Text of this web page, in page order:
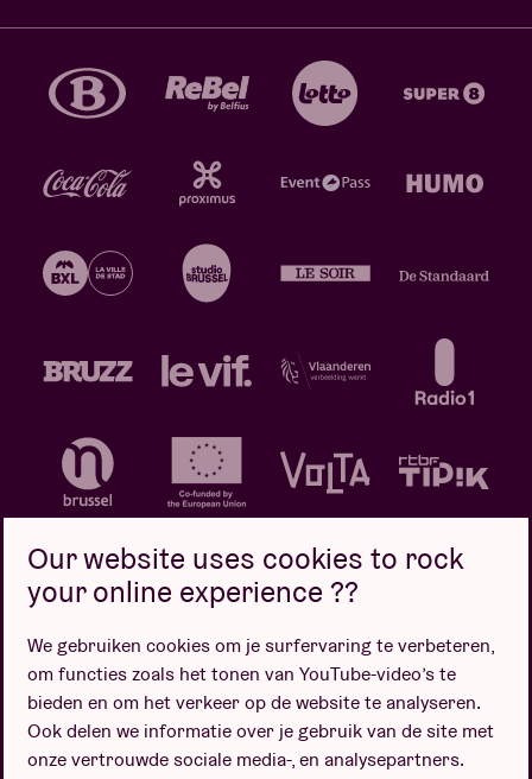
Privacybeleid Cookiebeleid
Verkoopsvoorwaarden
Design door
Our website uses cookies to rock
your online experience ??
We gebruiken cookies om je surfervaring te verbeteren,
om functies zoals het tonen van YouTube-video’s te
bieden en om het verkeer op de website te analyseren.
Ook delen we informatie over je gebruik van de site met
onze vertrouwde sociale media-, en analysepartners.